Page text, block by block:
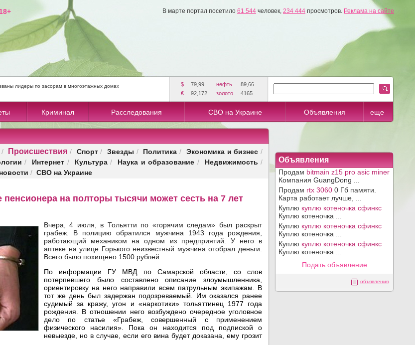
18+ В марте портал посетило 61 544 человек, 234 444 просмотров. Реклама на сайте
лидеры по засорам в многоэтажных домах
$ 79,99 нефть
89,66
€
92,172 золото 4165
Криминал Расследования СВО на Украине Объявления еще
/ Происшествия / Спорт/ Звезды / Политика / Экономика и бизнес /
/ Интернет / Культура/ Наука и образование / Недвижимость /
/ СВО на Украине
пенсионера на полторы тысячи может сесть на 7 лет
Вчера, 4 июля, в Тольятти по «горячим следам» был раскрыт
грабеж. В полицию обратился мужчина 1943 года рождения,
работающий механиком на одном из предприятий. У него в
аптеке на улице Горького неизвестный мужчина отобрал деньги.
Всего было похищено 1500 рублей.
По информации ГУ МВД по Самарской области, со слов
потерпевшего было составлено описание злоумышленника,
ориентировку на него направили всем патрульным экипажам. В
тот же день был задержан подозреваемый. Им оказался ранее
судимый за кражу, угон и «наркотики» тольяттинец 1977 года
рождения. В отношении него возбуждено очередное уголовное
дело по статье «Грабеж, совершенный с применением
физического насилия». Пока он находится под подпиской о
невыезде, но в случае, если его вина будет доказана, ему грозит
Объявления
Продам bitmain z15 pro asic miner
Компания GuangDong ...
Продам rtx 3060 0 Гб памяти.
Карта работает лучше, ...
Куплю куплю котеночка сфинкс
Куплю котеночка ...
Куплю куплю котеночка сфинкс
Куплю котеночка ...
Куплю куплю котеночка сфинкс
Куплю котеночка ...
Подать объявление
объявления